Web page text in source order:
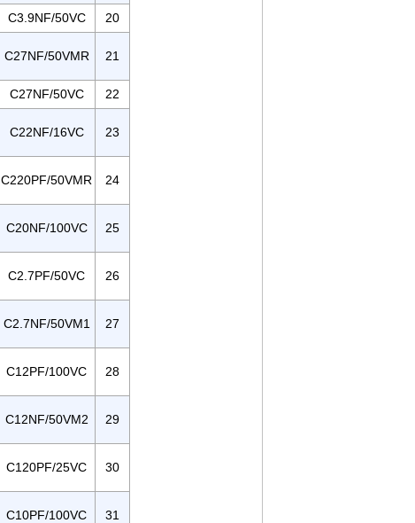
C3.9NF/50VC 20
C27NF/50VMR 21
C27NF/50VC 22
C22NF/16VC 23
C220PF/50VMR 24
C20NF/100VC 25
C2.7PF/50VC 26
C2.7NF/50VM1 27
C12PF/100VC 28
C12NF/50VM2 29
C120PF/25VC 30
C10PF/100VC 31